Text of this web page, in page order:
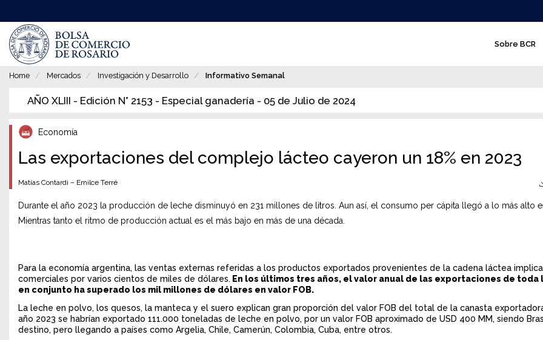
al
contenido
principal
c
n
i
c
Sobre BCR
Home Mercados Investigación y Desarrollo Informativo Semanal
AÑO XLIII - Edición N° 2153 - Especial ganadería - 05 de Julio de 2024
Economía
Las exportaciones del complejo lácteo cayeron un 18% en 2023
Matías Contardi – Emilce Terré
Durante el año 2023 la producción de leche disminuyó en 231 millones de litros. Aun así, el consumo per cápita llegó a lo más alto
Mientras tanto el ritmo de producción actual es el más bajo en más de una década.
Para la economía argentina, las ventas externas referidas a los productos exportados provenientes de la cadena láctea
comerciales por varios cientos de miles de dólares. En los últimos tres años, el valor anual de las exportaciones de toda
en conjunto ha superado los mil millones de dólares en valor FOB.
La leche en polvo, los quesos, la manteca y el suero explican gran proporción del valor FOB del total de la canasta
año 2023 se habrían exportado 111.000 toneladas de leche en polvo, por un valor FOB aproximado de USD 400 MM, siendo
destino, pero llegando a países como Argelia, Chile, Camerún, Colombia, Cuba, entre otros.